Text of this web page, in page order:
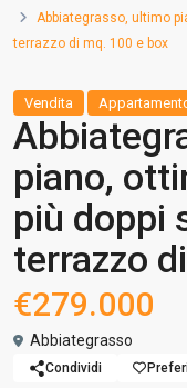
Abbiategrasso, ultimo
terrazzo di mq. 100 e box
Vendita
piano,
più doppi
terrazzo
€279.000
Abbiategrasso
Condividi